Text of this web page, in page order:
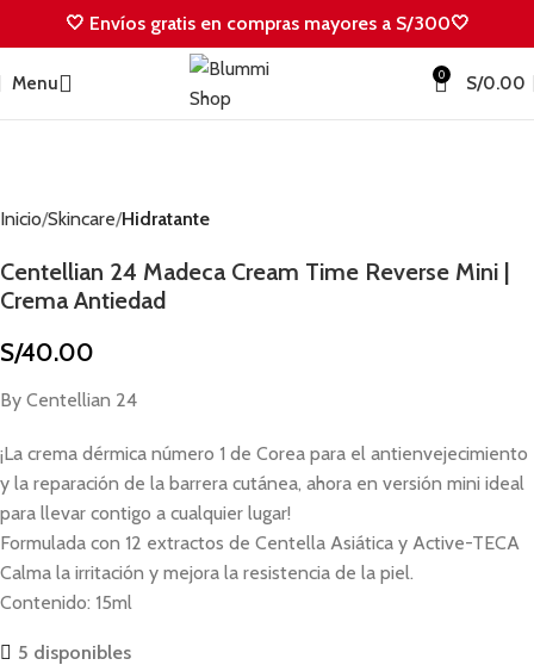
🤍 Envíos gratis en compras mayores a S/300🤍
Menu 0 S/0.00
Inicio Skincare Hidratante
Centellian 24 Madeca Cream Time Reverse Mini |
Crema Antiedad
S/40.00
By Centellian 24
¡La crema dérmica número 1 de Corea para el antienvejecimiento
y la reparación de la barrera cutánea, ahora en versión mini ideal
para llevar contigo a cualquier lugar!
Formulada con 12 extractos de Centella Asiática y Active-TECA
Calma la irritación y mejora la resistencia de la piel.
Contenido: 15ml
5 disponibles